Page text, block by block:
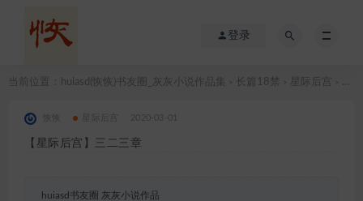
登录
当前位置： huiasd(恢恢)书友圈_灰灰小说作品集 长篇18禁 星际后宫
2020-03-01
【星际后宫】三二三章
huiasd书友圈 灰灰小说作品